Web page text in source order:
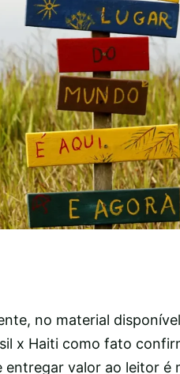
no material
x Haiti como fato
entregar valor ao leitor